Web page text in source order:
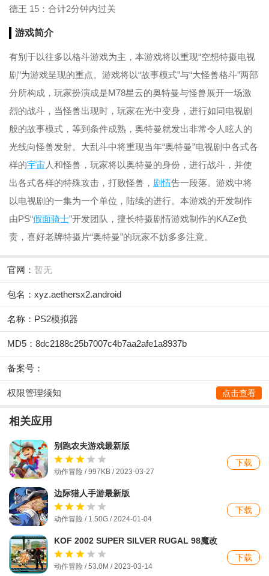
德王 15：合计2分钟内过关
游戏简介
有别于以往多以格斗游戏为主，本游戏将以重现“空想特摄电视
剧”为游戏呈现的重点。游戏将以“故事模式”与“大怪兽格斗”两部
分所构成，玩家扮演成是M78星云的奥特曼与怪兽展开一场激
烈的战斗，当怪兽出现时，玩家在光中变身，进行如同电视剧
般的故事模式，等到条件成熟，奥特曼就发出非常令人眩人的
光线向怪兽发射。大乱斗中将重现当年“奥特曼”电视剧中各式各
样的宇宙 人和怪兽，玩家将以奥特曼的身份，进行战斗，并使
出各式各样的特殊攻击，打败怪兽， 剧情告一段落。游戏中将
以电视剧的一集为一个单位，陆续的进行。本游戏的开发制作
由PS“假面骑士”开发团队，擅长特摄剧情游戏制作的KAZe负
责，喜好老牌特摄片“奥特曼”的玩家不妨多多注意。
官网： 暂无
包名：xyz.aethersx2.android
名称：PS2模拟器
MD5：8dc2188c25b7007c4b7aa2afe1a8937b
备案号：
权限管理须知 点击查看
相关应用
别跑农夫游戏最新版
动作冒险 / 997KB / 2023-03-27
下载
边际猎人手游最新版
动作冒险 / 1.50G / 2024-01-04
下载
KOF 2002 SUPER SILVER RUGAL 98魔改
版
动作冒险 / 53.0M / 2023-03-14
下载